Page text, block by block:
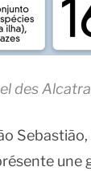
des